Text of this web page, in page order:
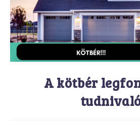
A kötbér